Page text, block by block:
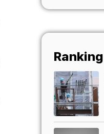
Ranking